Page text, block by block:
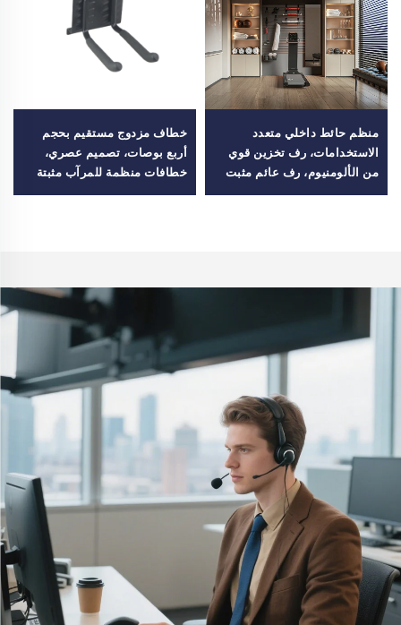
منظم حائط داخلي متعدد
الاستخدامات، رف تخزين قوي
من الألومنيوم، رف عائم مثبت
خطاف مزدوج مستقيم بحجم
أربع بوصات، تصميم عصري،
خطافات منظمة للمرآب مثبتة